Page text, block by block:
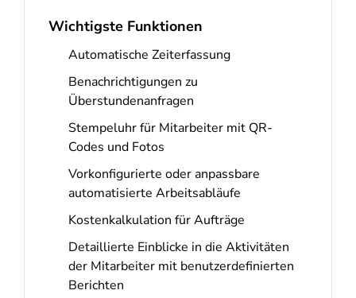
Wichtigste Funktionen
Automatische Zeiterfassung
Benachrichtigungen zu
Überstundenanfragen
Stempeluhr für Mitarbeiter mit QR-
Codes und Fotos
Vorkonfigurierte oder anpassbare
automatisierte Arbeitsabläufe
Kostenkalkulation für Aufträge
Detaillierte Einblicke in die Aktivitäten
der Mitarbeiter mit benutzerdefinierten
Berichten